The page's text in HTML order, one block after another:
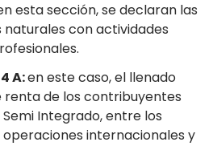
esta sección, se declaran las
con actividades
A:en este caso, el llenado
renta de los contribuyentes
Integrado, entre los
internacionales y